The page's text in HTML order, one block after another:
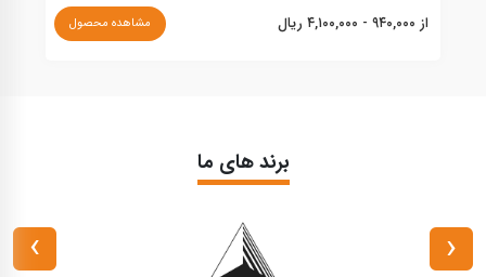
از ۹۴۰,۰۰۰ - ۴,۱۰۰,۰۰۰ ریال مشاهده محصول
برند های ما
‹
›